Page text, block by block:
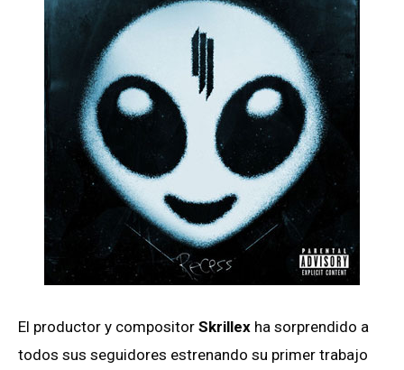
El productor y compositor Skrillex ha sorprendido a
todos sus seguidores estrenando su primer trabajo